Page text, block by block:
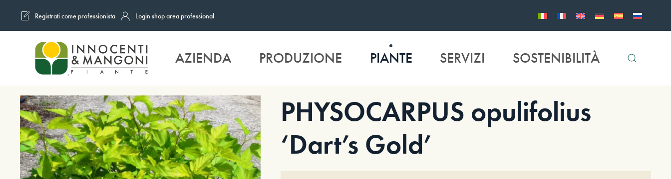
Skip to main content
Registrati come professionista Login shop area professional
AZIENDA PRODUZIONE PIANTE SERVIZI SOSTENIBILITÀ
PHYSOCARPUS opulifolius
‘Dart’s Gold’